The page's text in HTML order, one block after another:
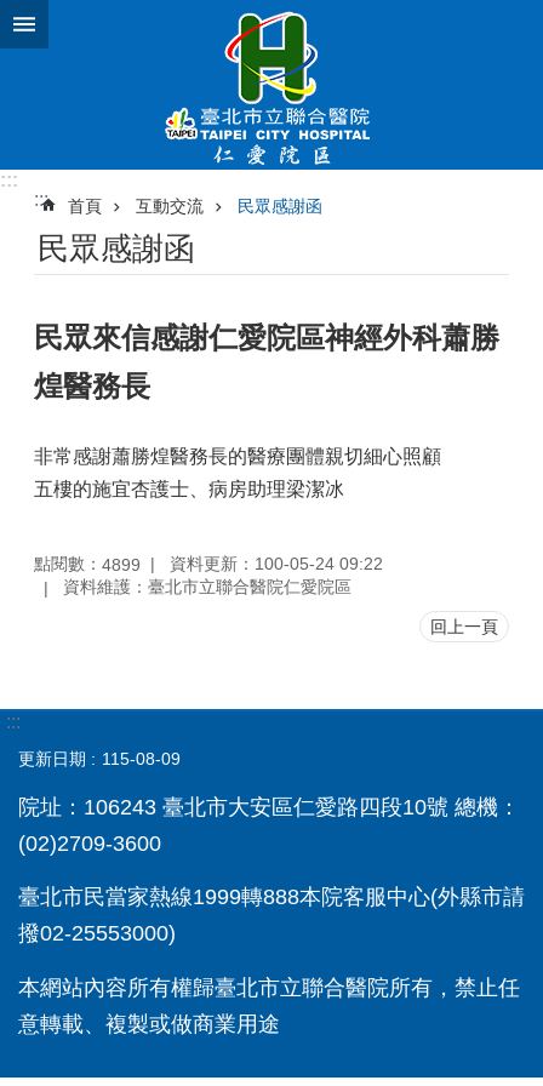
跳到主要內容區塊
:::
:::
首頁 互動交流 民眾感謝函
民眾感謝函
民眾來信感謝仁愛院區神經外科蕭勝
煌醫務長
非常感謝蕭勝煌醫務長的醫療團體親切細心照顧
五樓的施宜杏護士、病房助理梁潔冰
點閱數： 4899
資料更新：100-05-24 09:22
資料維護：臺北市立聯合醫院仁愛院區
回上一頁
:::
更新日期 115-08-09
院址：106243 臺北市大安區仁愛路四段10號 總機：
(02)2709-3600
臺北市民當家熱線1999轉888本院客服中心(外縣市請
撥02-25553000)
本網站內容所有權歸臺北市立聯合醫院所有，禁止任
意轉載、複製或做商業用途